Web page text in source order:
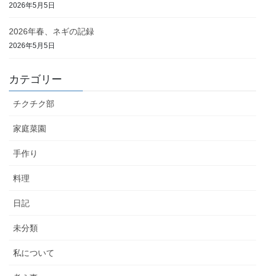
2026年5月5日
2026年春、ネギの記録
2026年5月5日
カテゴリー
チクチク部
家庭菜園
手作り
料理
日記
未分類
私について